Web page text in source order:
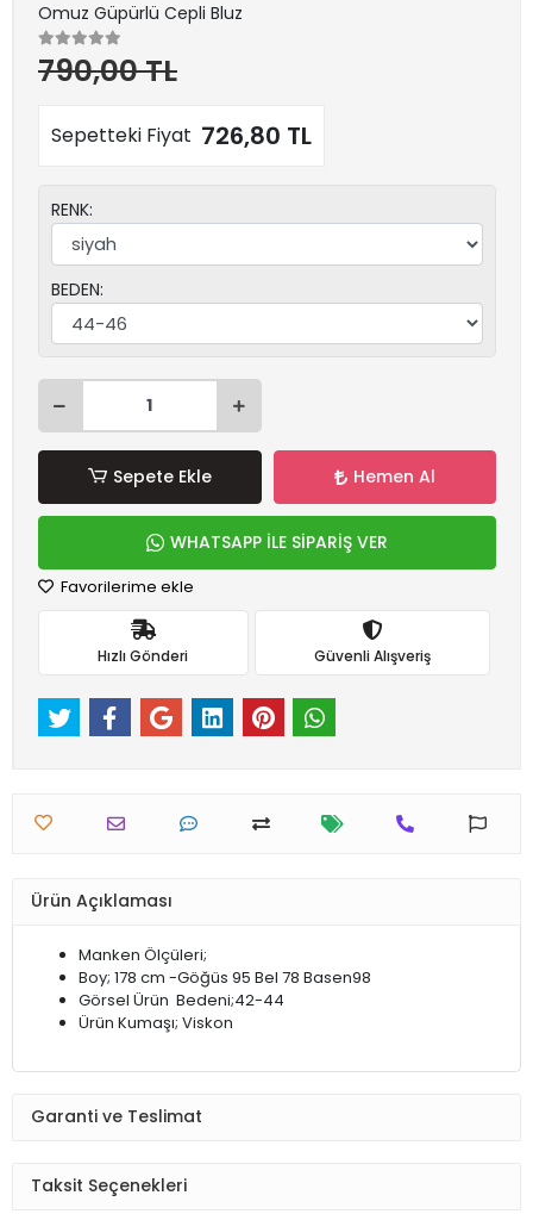
Omuz Güpürlü Cepli Bluz
790,00 TL
Sepetteki Fiyat 726,80 TL
RENK:
BEDEN:
Sepete Ekle Hemen Al
WHATSAPP İLE SİPARİŞ VER
Favorilerime ekle
Hızlı Gönderi Güvenli Alışveriş
Ürün Açıklaması
Manken Ölçüleri;
Boy; 178 cm -Göğüs 95 Bel 78 Basen98
Görsel Ürün Bedeni;42-44
Ürün Kumaşı; Viskon
Garanti ve Teslimat
Taksit Seçenekleri